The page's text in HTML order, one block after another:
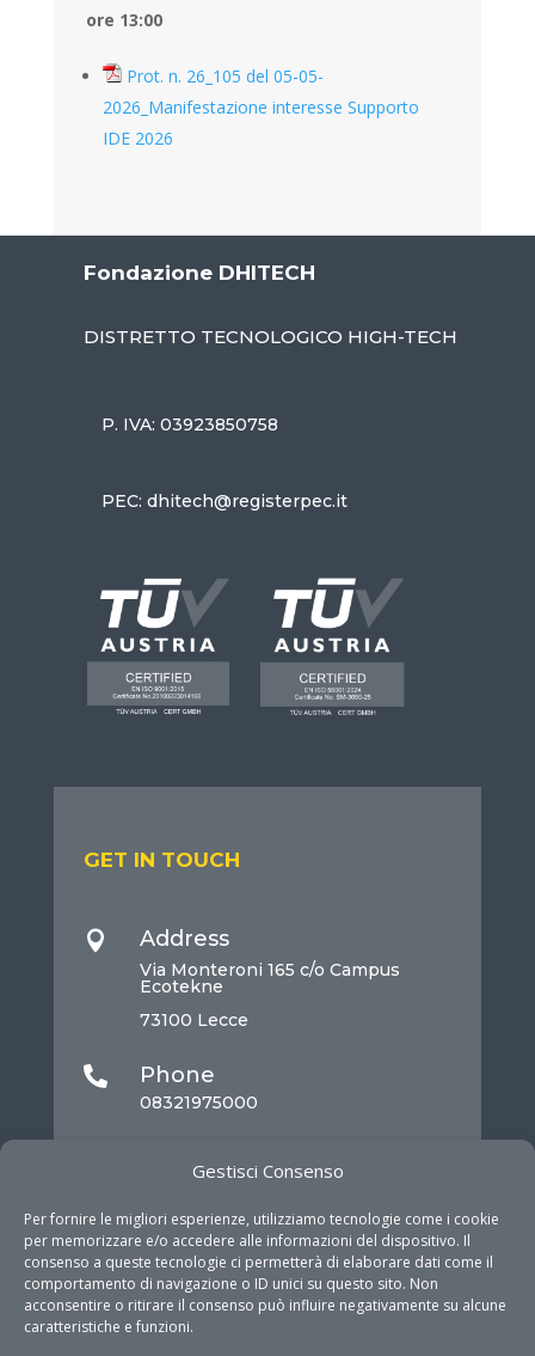
Gestisci Consenso
Per fornire le migliori esperienze, utilizziamo tecnologie come i cookie
per memorizzare e/o accedere alle informazioni del dispositivo. Il
consenso a queste tecnologie ci permetterà di elaborare dati come il
comportamento di navigazione o ID unici su questo sito. Non
acconsentire o ritirare il consenso può influire negativamente su alcune
caratteristiche e funzioni.
ore 13:00
Prot. n. 26_105 del 05-05-
2026_Manifestazione interesse Supporto
IDE 2026
Fondazione DHITECH
DISTRETTO TECNOLOGICO HIGH-TECH
P. IVA: 03923850758
PEC: dhitech@registerpec.it
GET IN TOUCH
 Address
Via Monteroni 165 c/o Campus
Ecotekne
73100 Lecce
 Phone
08321975000